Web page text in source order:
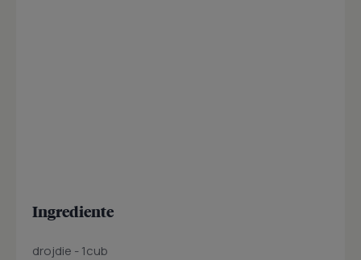
Ingrediente
drojdie - 1cub